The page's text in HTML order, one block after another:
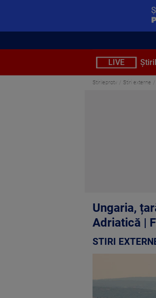
LIVE
Stirileprotv Stiri externe
Ungaria,
Adriatică |
STIRI